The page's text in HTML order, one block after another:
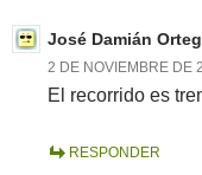
José Damián
2 DE NOVIEMBRE DE
El recorrido es
RESPONDER